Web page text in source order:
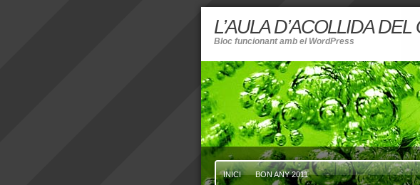
L’AULA D’ACOLLIDA
Bloc funcionant amb el WordPress
INICI BON ANY 2011